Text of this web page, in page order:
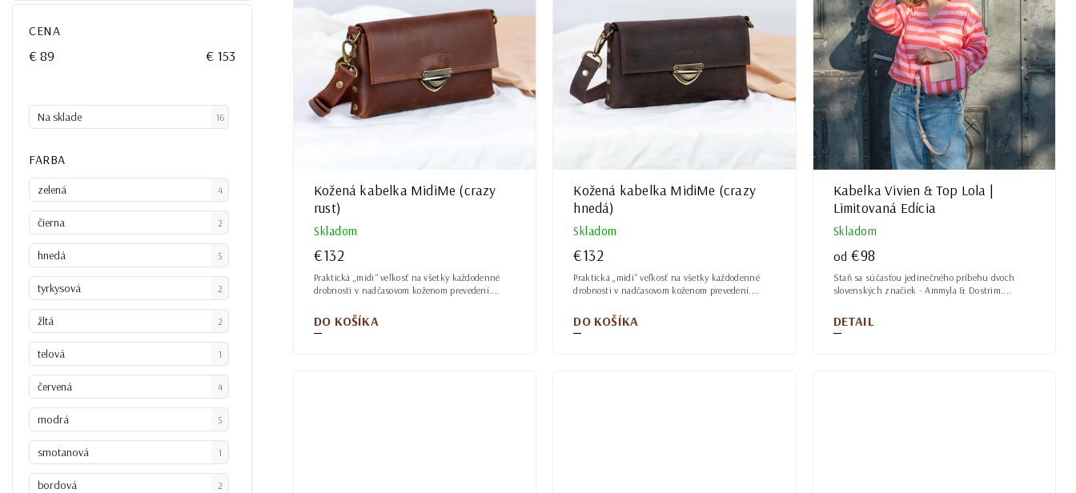
CENA
€89 € 153
Na sklade 16
FARBA
zelená 4
čierna 2
hnedá 5
tyrkysová 2
žltá 2
telová 1
červená 4
modrá 5
smotanová 1
bordová 2
Abecedne
Kožená kabelka MidiMe (crazy
rust)
Skladom
€132
DO KOŠÍKA
Praktická „midi“ veľkosť na všetky každodenné
drobnosti v nadčasovom koženom prevedení....
Kožená kabelka MidiMe (crazy
hnedá)
Skladom
€132
DO KOŠÍKA
Praktická „midi“ veľkosť na všetky každodenné
drobnosti v nadčasovom koženom prevedení....
Kabelka Vivien & Top Lola |
Limitovaná Edícia
Skladom
od €98
DETAIL
Staň sa súčasťou jedinečného príbehu dvoch
slovenských značiek - Ammyla & Dostrim....